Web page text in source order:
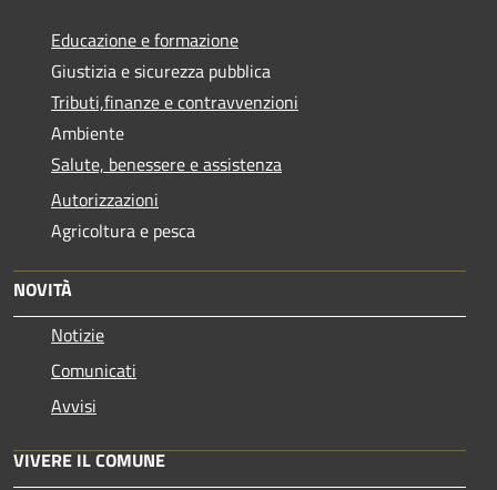
Educazione e formazione
Giustizia e sicurezza pubblica
Tributi,finanze e contravvenzioni
Ambiente
Salute, benessere e assistenza
Autorizzazioni
Agricoltura e pesca
NOVITÀ
Notizie
Comunicati
Avvisi
VIVERE IL COMUNE